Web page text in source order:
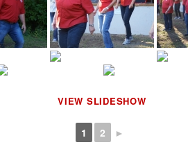
VIEW SLIDESHOW
1 2 ►